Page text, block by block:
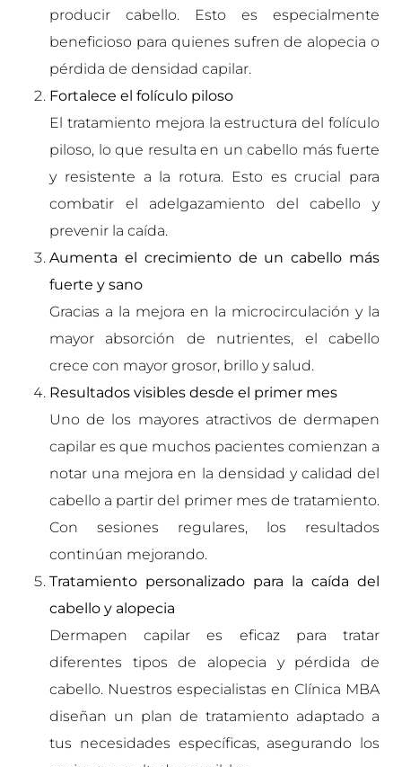
producir cabello. Esto es especialmente
beneficioso para quienes sufren de alopecia o
pérdida de densidad capilar.
Fortalece el folículo piloso
El tratamiento mejora la estructura del folículo
piloso, lo que resulta en un cabello más fuerte
y resistente a la rotura. Esto es crucial para
combatir el adelgazamiento del cabello y
prevenir la caída.
Aumenta el crecimiento de un cabello más
fuerte y sano
Gracias a la mejora en la microcirculación y la
mayor absorción de nutrientes, el cabello
crece con mayor grosor, brillo y salud.
Resultados visibles desde el primer mes
Uno de los mayores atractivos de dermapen
capilar es que muchos pacientes comienzan a
notar una mejora en la densidad y calidad del
cabello a partir del primer mes de tratamiento.
Con sesiones regulares, los resultados
continúan mejorando.
Tratamiento personalizado para la caída del
cabello y alopecia
Dermapen capilar es eficaz para tratar
diferentes tipos de alopecia y pérdida de
cabello. Nuestros especialistas en Clínica MBA
diseñan un plan de tratamiento adaptado a
tus necesidades específicas, asegurando los